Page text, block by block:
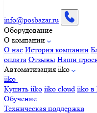
info@posbazar.ru
Оборудование
О компании
О нас История компании
оплата Отзывы Наши
Автоматизация iiko
iiko
Купить iiko iiko cloud iiko в
Обучение
Техническая поддержка